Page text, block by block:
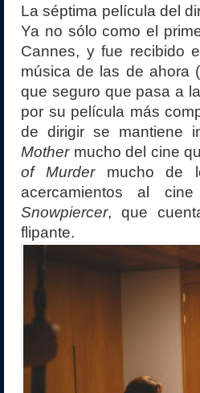
La séptima película del
Ya no sólo como el
Cannes, y fue recibido
música de las de ahora
que seguro que pasa a
por su película más
de dirigir se mantiene
Mother mucho del cine
of Murdermucho de
acercamientos al
Snowpiercer, que
flipante.